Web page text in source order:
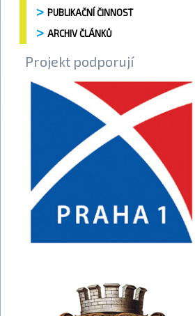
PUBLIKAČNÍ ČINNOST
ARCHIV ČLÁNKŮ
Projekt podporují